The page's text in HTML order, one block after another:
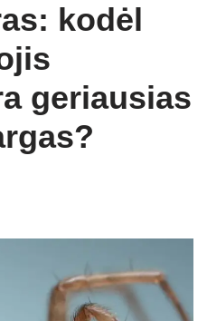
kodėl
geriausias